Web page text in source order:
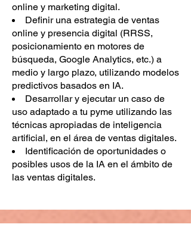
online y marketing digital.
Definir una estrategia de ventas
online y presencia digital (RRSS,
posicionamiento en motores de
búsqueda, Google Analytics, etc.) a
medio y largo plazo, utilizando modelos
predictivos basados en IA.
Desarrollar y ejecutar un caso de
uso adaptado a tu pyme utilizando las
técnicas apropiadas de inteligencia
artificial, en el área de ventas digitales.
Identificación de oportunidades o
posibles usos de la IA en el ámbito de
las ventas digitales.